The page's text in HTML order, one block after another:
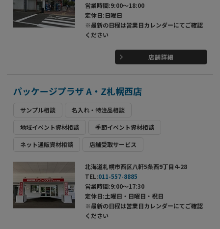
営業時間:9:00～18:00
定休日:日曜日
※最新の日程は営業日カレンダーにてご確認
ください
店舗詳細
パッケージプラザ A・Z札幌西店
サンプル相談 名入れ・特注品相談
地域イベント資材相談 季節イベント資材相談
ネット通販資材相談 店舗受取サービス
北海道札幌市西区八軒5条西9丁目4-28
TEL:011-557-8885
営業時間:9:00～17:30
定休日:土曜日・日曜日・祝日
※最新の日程は営業日カレンダーにてご確認
ください